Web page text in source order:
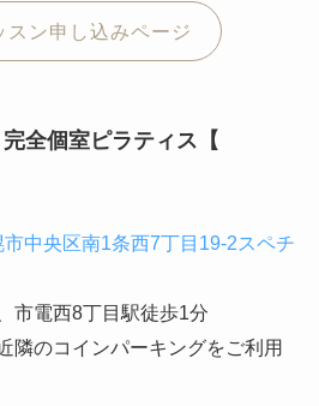
スン申し込みページ
全個室ピラティス【
中央区南1条西7丁目19-2スペチ
市電西8丁目駅徒歩1分
隣のコインパーキングをご利用